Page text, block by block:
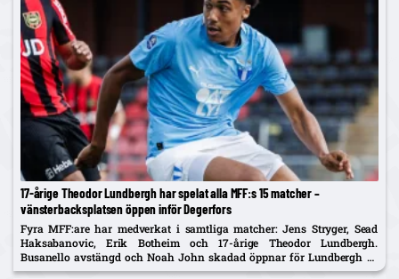
17-årige Theodor Lundbergh har spelat alla MFF:s 15 matcher –
vänsterbacksplatsen öppen inför Degerfors
Fyra MFF:are har medverkat i samtliga matcher: Jens Stryger, Sead
Haksabanovic, Erik Botheim och 17-årige Theodor Lundbergh.
Busanello avstängd och Noah John skadad öppnar för Lundbergh vs
Johan Karlsson om vänsterbacken.